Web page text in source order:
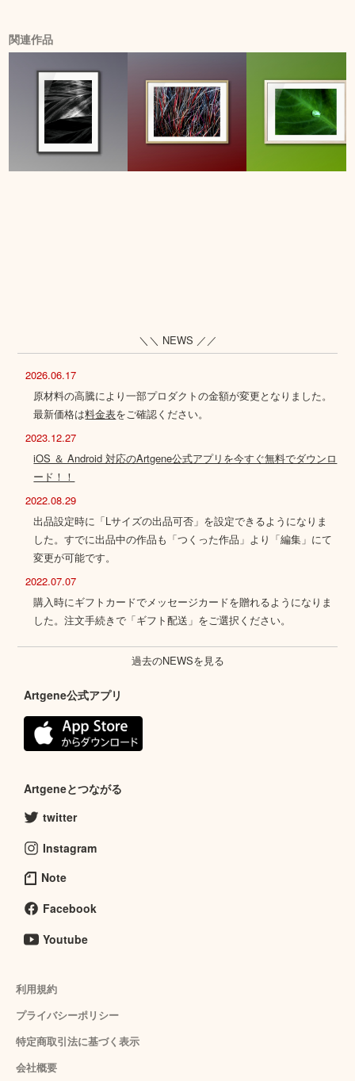
関連作品
＼＼ NEWS ／／
2026.06.17
原材料の高騰により一部プロダクトの金額が変更となりました。
最新価格は料金表をご確認ください。
2023.12.27
iOS ＆ Android 対応のArtgene公式アプリを今すぐ無料でダウンロ
ード！！
2022.08.29
出品設定時に「Lサイズの出品可否」を設定できるようになりま
した。すでに出品中の作品も「つくった作品」より「編集」にて
変更が可能です。
2022.07.07
購入時にギフトカードでメッセージカードを贈れるようになりま
した。注文手続きで「ギフト配送」をご選択ください。
過去のNEWSを見る
Artgene公式アプリ
Artgeneとつながる
twitter
Instagram
Note
Facebook
Youtube
利用規約
プライバシーポリシー
特定商取引法に基づく表示
会社概要